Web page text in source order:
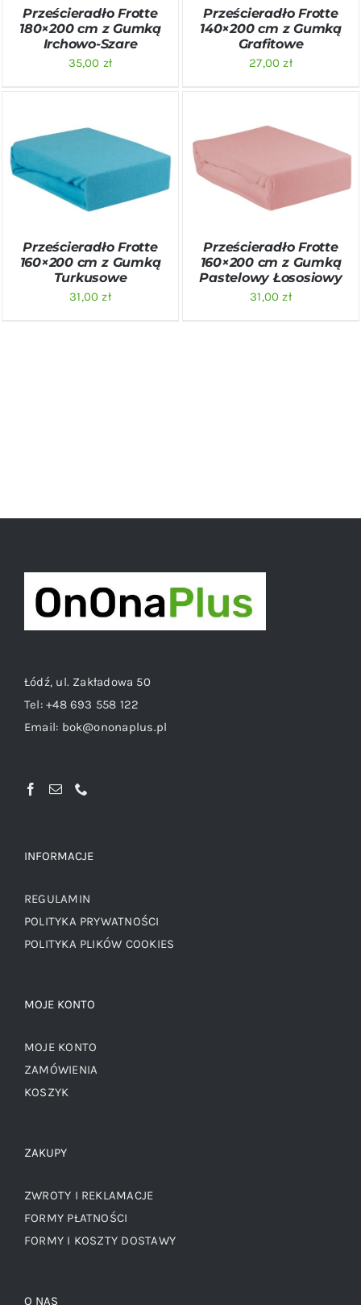
Prześcieradło Frotte
180×200 cm z Gumką
Irchowo-Szare
35,00 zł
Prześcieradło Frotte
140×200 cm z Gumką
Grafitowe
27,00zł
DODAJ DO KOSZYKA
SZCZEGÓŁY
Prześcieradło Frotte
160×200 cm z Gumką
Turkusowe
31,00zł
SZCZEGÓŁY
Prześcieradło Frotte
160×200 cm z Gumką
Pastelowy Łososiowy
31,00zł
Łódź, ul. Zakładowa 50
Tel:+48 693 558 122
Email: bok@ononaplus.pl
INFORMACJE
REGULAMIN
POLITYKA PRYWATNOŚCI
POLITYKA PLIKÓW COOKIES
MOJE KONTO
MOJE KONTO
ZAMÓWIENIA
KOSZYK
ZAKUPY
ZWROTY I REKLAMACJE
FORMY PŁATNOŚCI
FORMY I KOSZTY DOSTAWY
O NAS